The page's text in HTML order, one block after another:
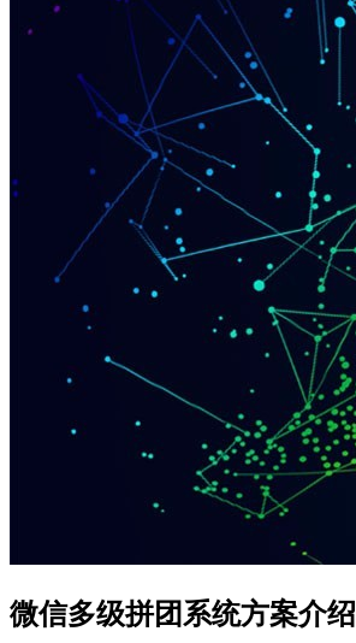
微信多级拼团系统方案介绍